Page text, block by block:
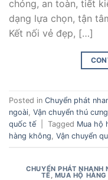
chóng, an toàn, tiết
dạng lựa chọn, tận
Kết nối vẻ đẹp, […]
Posted in Chuyển phát
ngoài, Vận chuyển thú cưng
quốc tế
Tagged Mua hộ
hàng không, Vận chuyển
CHUYỂN PHÁT NHANH
TẾ MUA HỘ